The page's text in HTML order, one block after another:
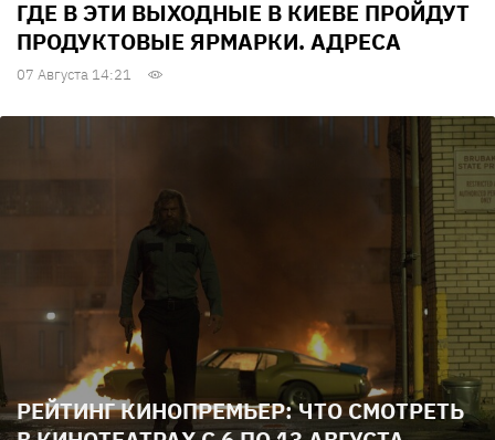
ГДЕ В ЭТИ ВЫХОДНЫЕ В КИЕВЕ ПРОЙДУТ
ПРОДУКТОВЫЕ ЯРМАРКИ. АДРЕСА
07 Августа 14:21
РЕЙТИНГ КИНОПРЕМЬЕР: ЧТО СМОТРЕТЬ